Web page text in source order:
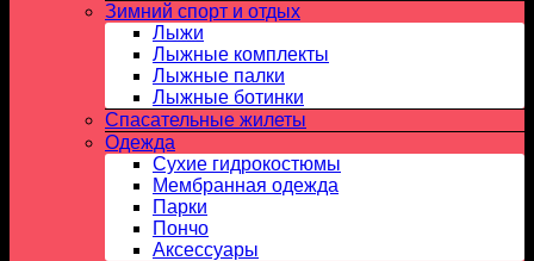
Зимний спорт и отдых
Лыжи
Лыжные комплекты
Лыжные палки
Лыжные ботинки
Спасательные жилеты
Одежда
Сухие гидрокостюмы
Мембранная одежда
Парки
Пончо
Аксессуары